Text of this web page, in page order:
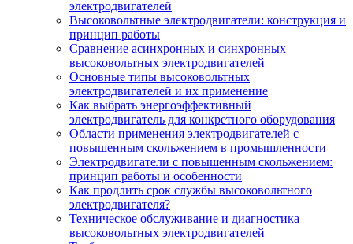
электродвигателей
Высоковольтные электродвигатели: конструкция и
принцип работы
Сравнение асинхронных и синхронных
высоковольтных электродвигателей
Основные типы высоковольтных
электродвигателей и их применение
Как выбрать энергоэффективный
электродвигатель для конкретного оборудования
Области применения электродвигателей с
повышенным скольжением в промышленности
Электродвигатели с повышенным скольжением:
принцип работы и особенности
Как продлить срок службы высоковольтного
электродвигателя?
Техническое обслуживание и диагностика
высоковольтных электродвигателей